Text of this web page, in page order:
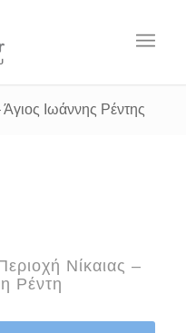
Ιωάννης Ρέντης
Νίκαιας –
Ρέντη